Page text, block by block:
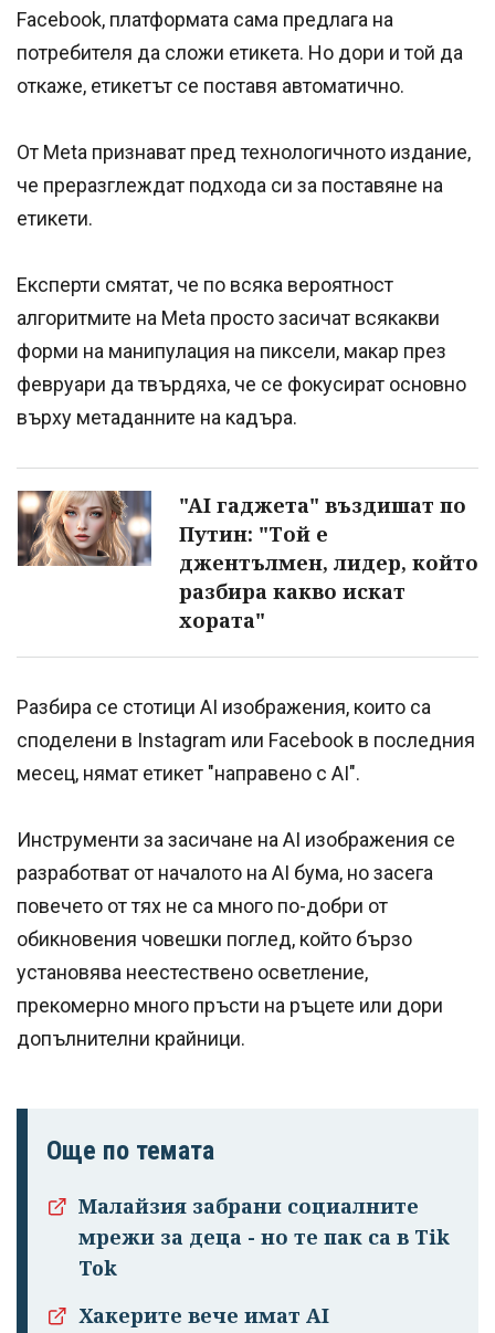
Facebook, платформата сама предлага на
потребителя да сложи етикета. Но дори и той да
откаже, етикетът се поставя автоматично.
От Meta признават пред технологичното издание,
че преразглеждат подхода си за поставяне на
етикети.
Експерти смятат, че по всяка вероятност
алгоритмите на Meta просто засичат всякакви
форми на манипулация на пиксели, макар през
февруари да твърдяха, че се фокусират основно
върху метаданните на кадъра.
"AI гаджета" въздишат по
Путин: "Той е
джентълмен, лидер, който
разбира какво искат
хората"
Разбира се стотици AI изображения, които са
споделени в Instagram или Facebook в последния
месец, нямат етикет "направено с AI".
Инструменти за засичане на AI изображения се
разработват от началото на AI бума, но засега
повечето от тях не са много по-добри от
обикновения човешки поглед, който бързо
установява неестествено осветление,
прекомерно много пръсти на ръцете или дори
допълнителни крайници.
Още по темата
Малайзия забрани социалните
мрежи за деца - но те пак са в Tik
Tok
Хакерите вече имат AI